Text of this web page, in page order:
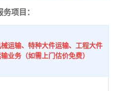
项目：
运输、特种大件运输、工程大件
业务（如需上门估价免费）